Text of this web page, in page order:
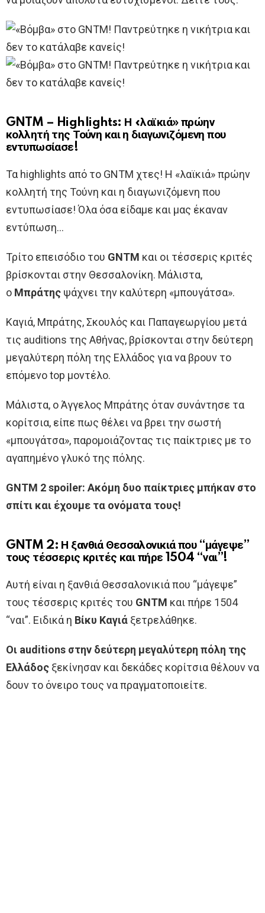
GNTM – Highlights: Η «λαϊκιά» πρώην
κολλητή της Τούνη και η διαγωνιζόμενη που
εντυπωσίασε!
Τα highlights από το GNTM χτες! Η «λαϊκιά» πρώην
κολλητή της Τούνη και η διαγωνιζόμενη που
εντυπωσίασε! Όλα όσα είδαμε και μας έκαναν
εντύπωση…
Τρίτο επεισόδιο του GNTM και οι τέσσερις κριτές
βρίσκονται στην Θεσσαλονίκη. Μάλιστα,
ο Μπράτης ψάχνει την καλύτερη «μπουγάτσα».
Καγιά, Μπράτης, Σκουλός και Παπαγεωργίου μετά
τις auditions της Αθήνας, βρίσκονται στην δεύτερη
μεγαλύτερη πόλη της Ελλάδος για να βρουν το
επόμενο top μοντέλο.
Μάλιστα, ο Άγγελος Μπράτης όταν συνάντησε τα
κορίτσια, είπε πως θέλει να βρει την σωστή
«μπουγάτσα», παρομοιάζοντας τις παίκτριες με το
αγαπημένο γλυκό της πόλης.
GNTM 2 spoiler: Ακόμη δυο παίκτριες μπήκαν στο
σπίτι και έχουμε τα ονόματα τους!
GNTM 2: Η ξανθιά Θεσσαλονικιά που “μάγεψε”
τους τέσσερις κριτές και πήρε 1504 “ναι”!
Αυτή είναι η ξανθιά Θεσσαλονικιά που “μάγεψε”
τους τέσσερις κριτές του GNTM και πήρε 1504
“ναι”. Ειδικά η Βίκυ Καγιά ξετρελάθηκε.
Οι auditions στην δεύτερη μεγαλύτερη πόλη της
Ελλάδος ξεκίνησαν και δεκάδες κορίτσια θέλουν να
δουν το όνειρο τους να πραγματοποιείτε.